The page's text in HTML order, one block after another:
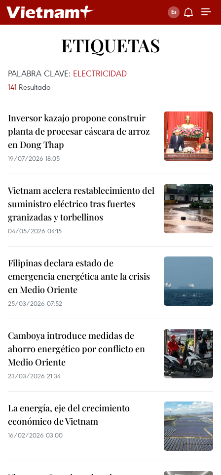
ETIQUETAS
PALABRA CLAVE: ELECTRICIDAD
141 Resultado
Inversor kazajo propone construir
planta de procesar cáscara de arroz
en Dong Thap
19/07/2026 18:05
Vietnam acelera restablecimiento del
suministro eléctrico tras fuertes
granizadas y torbellinos
04/05/2026 04:15
Filipinas declara estado de
emergencia energética ante la crisis
en Medio Oriente
25/03/2026 07:52
Camboya introduce medidas de
ahorro energético por conflicto en
Medio Oriente
23/03/2026 21:34
La energía, eje del crecimiento
económico de Vietnam
16/02/2026 03:00